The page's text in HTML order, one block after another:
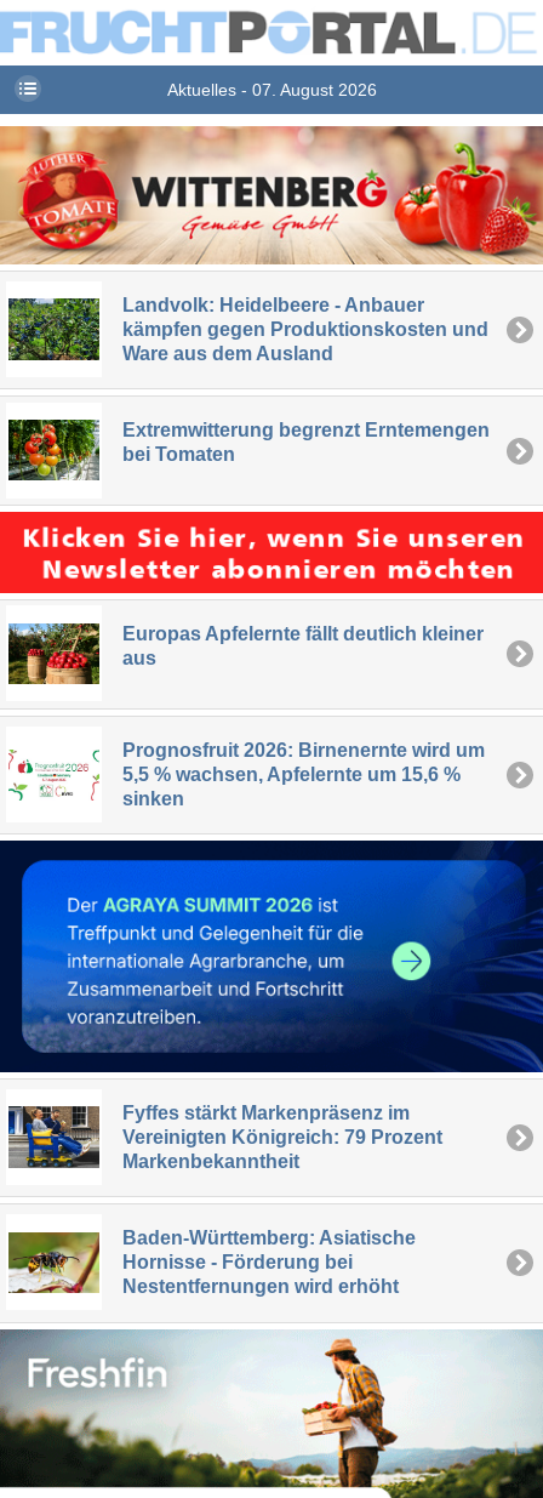
Aktuelles - 07. August 2026
Landvolk: Heidelbeere - Anbauer
kämpfen gegen Produktionskosten und
Ware aus dem Ausland
Extremwitterung begrenzt Erntemengen
bei Tomaten
Europas Apfelernte fällt deutlich kleiner
aus
Prognosfruit 2026: Birnenernte wird um
5,5 % wachsen, Apfelernte um 15,6 %
sinken
Fyffes stärkt Markenpräsenz im
Vereinigten Königreich: 79 Prozent
Markenbekanntheit
Baden-Württemberg: Asiatische
Hornisse - Förderung bei
Nestentfernungen wird erhöht